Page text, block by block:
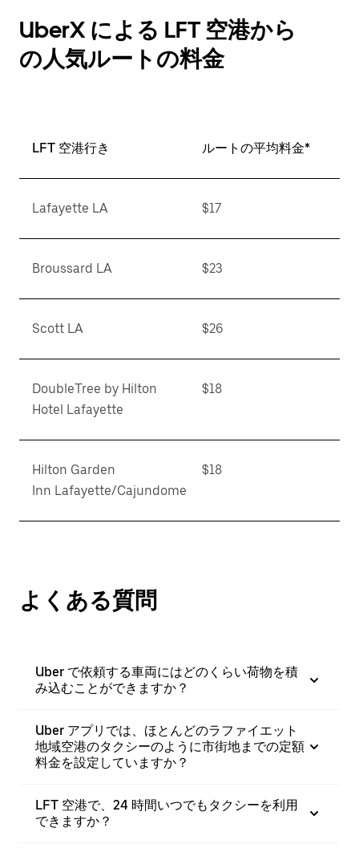
UberX による LFT 空港から
の人気ルートの料金
LFT 空港行き ルートの平均料金*
Lafayette LA $17
Broussard LA $23
Scott LA $26
DoubleTree by Hilton
Hotel Lafayette
$18
Hilton Garden
Inn Lafayette/Cajundome
$18
よくある質問
Uber で依頼する車両にはどのくらい荷物を積
み込むことができますか？
Uber アプリでは、ほとんどのラファイエット
地域空港のタクシーのように市街地までの定額
料金を設定していますか？
LFT 空港で、24 時間いつでもタクシーを利用
できますか？